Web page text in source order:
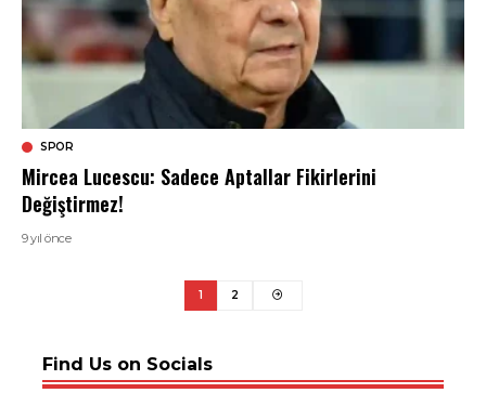
SPOR
Mircea Lucescu: Sadece Aptallar Fikirlerini
Değiştirmez!
9 yıl önce
1 2
Find Us on Socials